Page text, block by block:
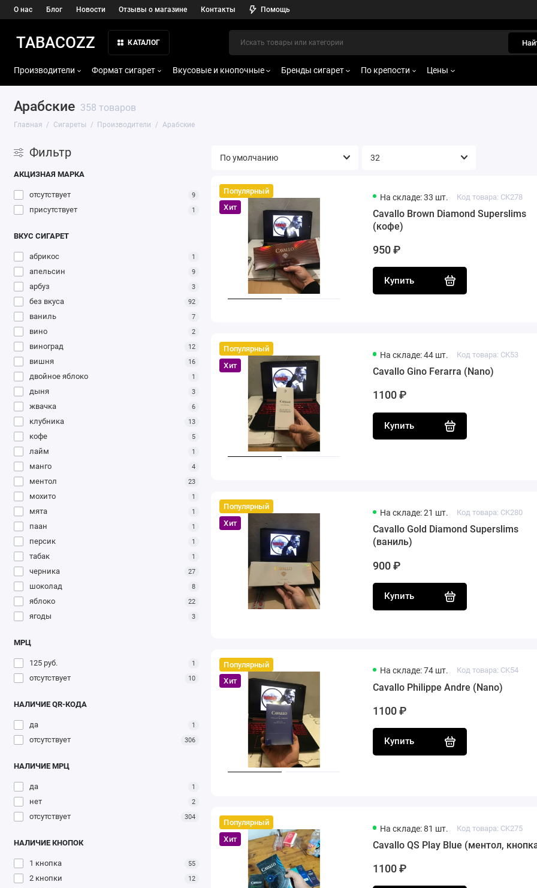
О нас Блог Новости Отзывы о магазине Контакты Помощь
TABACOZZ КАТАЛОГ
Производители Формат сигарет Вкусовые и кнопочные Бренды сигарет По крепости Цены
Арабские 358 товаров
Главная Сигареты Производители Арабские
Фильтр
АКЦИЗНАЯ МАРКА
отсутствует 9
присутствует 1
ВКУС СИГАРЕТ
абрикос 1
апельсин 9
арбуз 3
без вкуса 92
ваниль 7
вино 2
виноград 12
вишня 16
двойное яблоко 1
дыня 3
жвачка 6
клубника 13
кофе 5
лайм 1
манго 4
ментол 23
мохито 1
мята 1
паан 1
персик 1
табак 1
черника 27
шоколад 8
яблоко 22
ягоды 3
МРЦ
125 руб. 1
отсутствует 10
НАЛИЧИЕ QR-КОДА
да 1
отсутствует 306
НАЛИЧИЕ МРЦ
да 1
нет 2
отсутствует 304
НАЛИЧИЕ КНОПОК
1 кнопка 55
2 кнопки 12
Популярный
Хит
На складе: 33 шт. Код товара: CK278
Cavallo Brown Diamond Superslims
(кофе)
950 ₽
Купить
Популярный
Хит
На складе: 44 шт. Код товара: CK53
Cavallo Gino Ferarra (Nano)
1100 ₽
Купить
Популярный
Хит
На складе: 21 шт. Код товара: CK280
Cavallo Gold Diamond Superslims
(ваниль)
900 ₽
Купить
Популярный
Хит
На складе: 74 шт. Код товара: CK54
Cavallo Philippe Andre (Nano)
1100 ₽
Купить
Популярный
Хит
На складе: 81 шт. Код товара: CK275
Cavallo QS Play Blue (ментол,
1100 ₽